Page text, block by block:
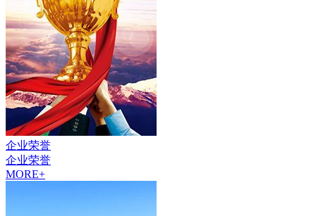
企业荣誉
企业荣誉
MORE+